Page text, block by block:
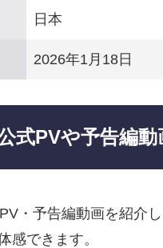
日本
2026年1月18日
式PVや予告編動
・予告編動画を紹介
感できます。